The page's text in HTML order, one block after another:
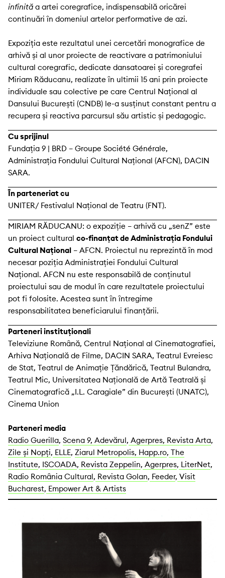
infinită a artei coregrafice, indispensabilă oricărei
continuări în domeniul artelor performative de azi.
Expoziția este rezultatul unei cercetări monografice de
arhivă și al unor proiecte de reactivare a patrimoniului
cultural coregrafic, dedicate dansatoarei și coregrafei
Miriam Răducanu, realizate în ultimii 15 ani prin proiecte
individuale sau colective pe care Centrul Național al
Dansului București (CNDB) le-a susținut constant pentru a
recupera și reactiva parcursul său artistic și pedagogic.
Cu sprijinul
Fundația 9 | BRD – Groupe Société Générale,
Administrația Fondului Cultural Național (AFCN), DACIN
SARA.
În parteneriat cu
UNITER/ Festivalul Național de Teatru (FNT).
MIRIAM RĂDUCANU: o expoziție – arhivă cu „senZ” este
un proiect cultural co-finanțat de Administrația Fondului
Cultural Național – AFCN. Proiectul nu reprezintă în mod
necesar poziția Administrației Fondului Cultural
Național. AFCN nu este responsabilă de conținutul
proiectului sau de modul în care rezultatele proiectului
pot fi folosite. Acestea sunt în întregime
responsabilitatea beneficiarului finanțării.
Parteneri instituționali
Televiziune Română, Centrul Național al Cinematografiei,
Arhiva Națională de Filme, DACIN SARA, Teatrul Evreiesc
de Stat, Teatrul de Animaţie Țăndărică, Teatrul Bulandra,
Teatrul Mic, Universitatea Naţională de Artă Teatrală și
Cinematografică „I.L. Caragiale” din București (UNATC),
Cinema Union
Parteneri media
Radio Guerilla, Scena 9, Adevărul, Agerpres, Revista Arta,
Zile și Nopți, ELLE, Ziarul Metropolis, Happ.ro, The
Institute, ISCOADA, Revista Zeppelin, Agerpres, LiterNet,
Radio România Cultural, Revista Golan, Feeder, Visit
Bucharest, Empower Art & Artists